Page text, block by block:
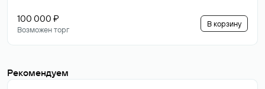
100 000 ₽
Возможен торг
В корзину
Рекомендуем